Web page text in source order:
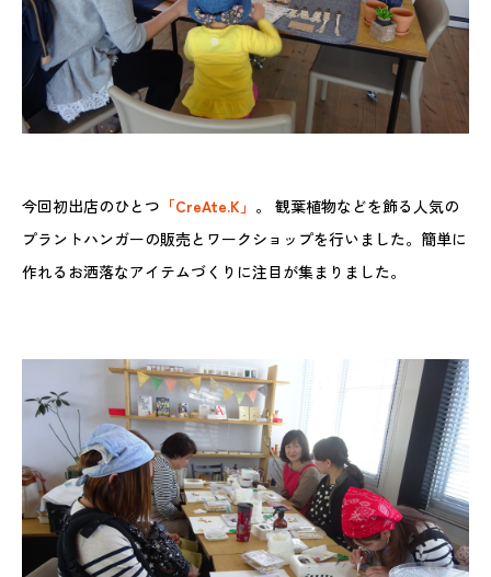
今回初出店のひとつ 「CreAte.K」 。 観葉植物などを飾る人気の
プラントハンガーの販売とワークショップを行いました。簡単に
作れるお洒落なアイテムづくりに注目が集まりました。